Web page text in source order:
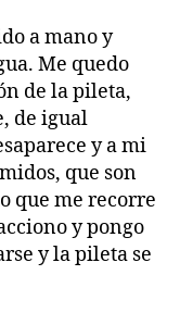
a mano y
Me quedo
de la pileta,
de igual
y a mi
que son
que me recorre
y pongo
y la pileta se